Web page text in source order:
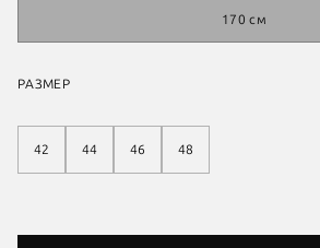
170 см
РАЗМЕР
42 44 46 48